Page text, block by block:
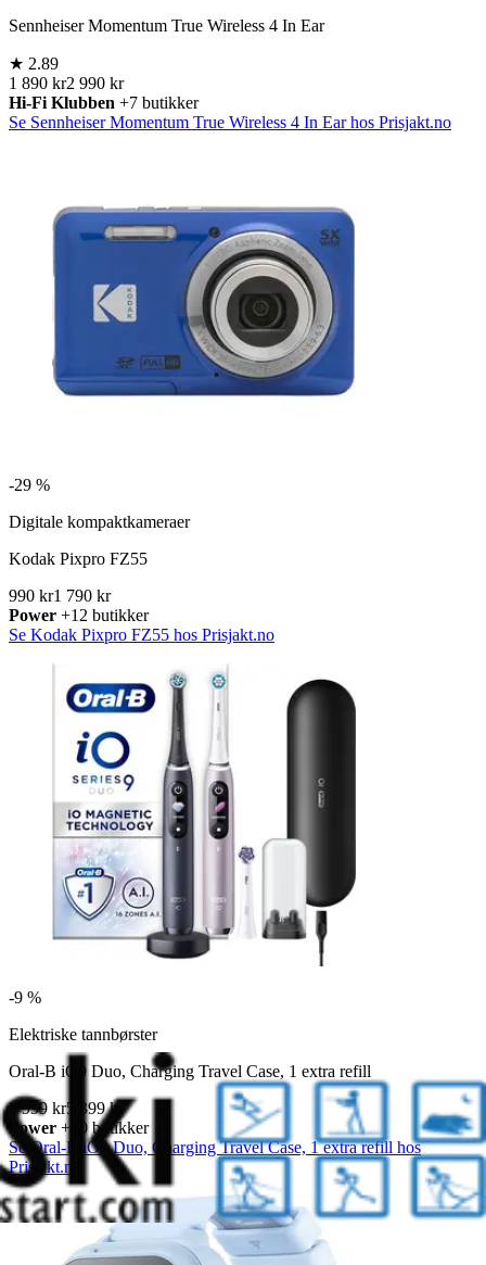
Sennheiser Momentum True Wireless 4 In Ear
★ 2.89
1 890 kr2 990 kr
Hi-Fi Klubben +7 butikker
Se Sennheiser Momentum True Wireless 4 In Ear hos Prisjakt.no
-29 %
Digitale kompaktkameraer
Kodak Pixpro FZ55
990 kr1 790 kr
Power +12 butikker
Se Kodak Pixpro FZ55 hos Prisjakt.no
-9 %
Elektriske tannbørster
Oral-B iO9 Duo, Charging Travel Case, 1 extra refill
2 999 kr5 399 kr
Power +10 butikker
Se Oral-B iO9 Duo, Charging Travel Case, 1 extra refill hos
Prisjakt.no